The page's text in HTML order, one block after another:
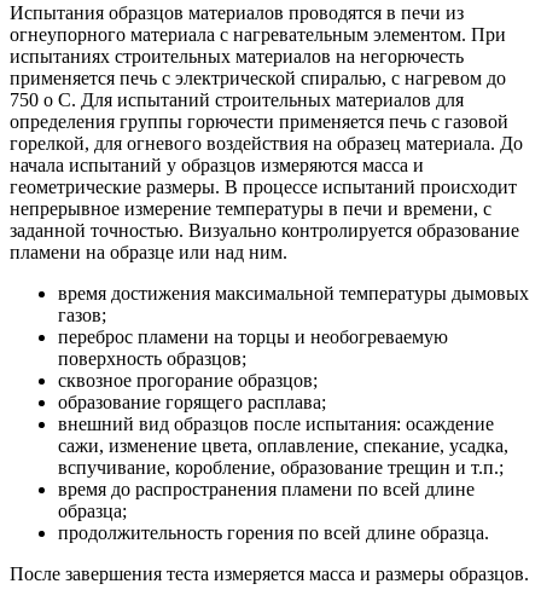
Испытания образцов материалов проводятся в печи из
огнеупорного материала с нагревательным элементом. При
испытаниях строительных материалов на негорючесть
применяется печь с электрической спиралью, с нагревом до
750 о С. Для испытаний строительных материалов для
определения группы горючести применяется печь с газовой
горелкой, для огневого воздействия на образец материала. До
начала испытаний у образцов измеряются масса и
геометрические размеры. В процессе испытаний происходит
непрерывное измерение температуры в печи и времени, с
заданной точностью. Визуально контролируется образование
пламени на образце или над ним.
время достижения максимальной температуры дымовых
газов;
переброс пламени на торцы и необогреваемую
поверхность образцов;
сквозное прогорание образцов;
образование горящего расплава;
внешний вид образцов после испытания: осаждение
сажи, изменение цвета, оплавление, спекание, усадка,
вспучивание, коробление, образование трещин и т.п.;
время до распространения пламени по всей длине
образца;
продолжительность горения по всей длине образца.
После завершения теста измеряется масса и размеры образцов.